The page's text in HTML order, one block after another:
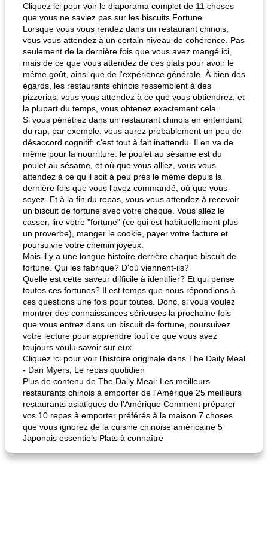
Cliquez ici pour voir le diaporama complet de 11 choses
que vous ne saviez pas sur les biscuits Fortune
Lorsque vous vous rendez dans un restaurant chinois,
vous vous attendez à un certain niveau de cohérence. Pas
seulement de la dernière fois que vous avez mangé ici,
mais de ce que vous attendez de ces plats pour avoir le
même goût, ainsi que de l'expérience générale. À bien des
égards, les restaurants chinois ressemblent à des
pizzerias: vous vous attendez à ce que vous obtiendrez, et
la plupart du temps, vous obtenez exactement cela.
Si vous pénétrez dans un restaurant chinois en entendant
du rap, par exemple, vous aurez probablement un peu de
désaccord cognitif: c'est tout à fait inattendu. Il en va de
même pour la nourriture: le poulet au sésame est du
poulet au sésame, et où que vous alliez, vous vous
attendez à ce qu'il soit à peu près le même depuis la
dernière fois que vous l'avez commandé, où que vous
soyez. Et à la fin du repas, vous vous attendez à recevoir
un biscuit de fortune avec votre chèque. Vous allez le
casser, lire votre "fortune" (ce qui est habituellement plus
un proverbe), manger le cookie, payer votre facture et
poursuivre votre chemin joyeux.
Mais il y a une longue histoire derrière chaque biscuit de
fortune. Qui les fabrique? D'où viennent-ils?
Quelle est cette saveur difficile à identifier? Et qui pense
toutes ces fortunes? Il est temps que nous répondions à
ces questions une fois pour toutes. Donc, si vous voulez
montrer des connaissances sérieuses la prochaine fois
que vous entrez dans un biscuit de fortune, poursuivez
votre lecture pour apprendre tout ce que vous avez
toujours voulu savoir sur eux.
Cliquez ici pour voir l'histoire originale dans The Daily Meal
- Dan Myers, Le repas quotidien
Plus de contenu de The Daily Meal: Les meilleurs
restaurants chinois à emporter de l'Amérique 25 meilleurs
restaurants asiatiques de l'Amérique Comment préparer
vos 10 repas à emporter préférés à la maison 7 choses
que vous ignorez de la cuisine chinoise américaine 5
Japonais essentiels Plats à connaître